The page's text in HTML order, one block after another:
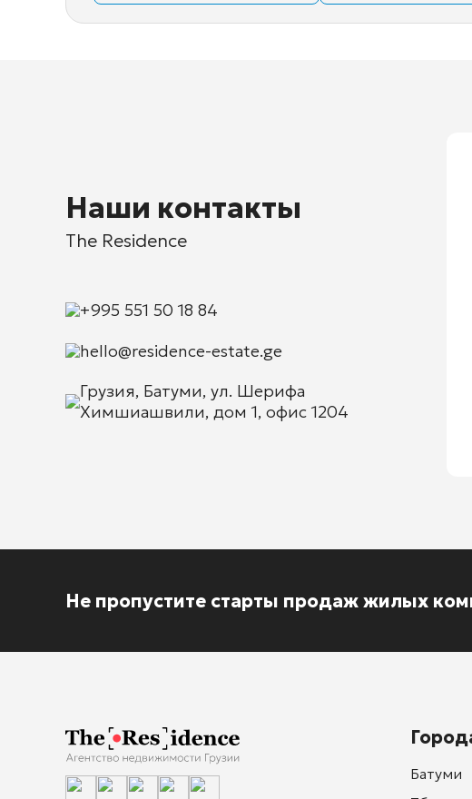
Наши контакты
The Residence
+995 551 50 18 84
hello@residence-estate.ge
Грузия, Батуми, ул. Шерифа
Химшиашвили, дом 1, офис 1204
Не пропустите старты продаж жилых
Батуми